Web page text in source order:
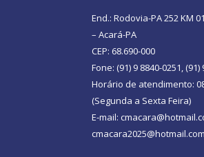
End.: Rodovia-PA 252 KM
– Acará-PA
CEP: 68.690-000
Fone: (91) 9 8840-0251, (91)
Horário de atendimento:
(Segunda a Sexta Feira)
E-mail:
cmacara2025@hotmail.com